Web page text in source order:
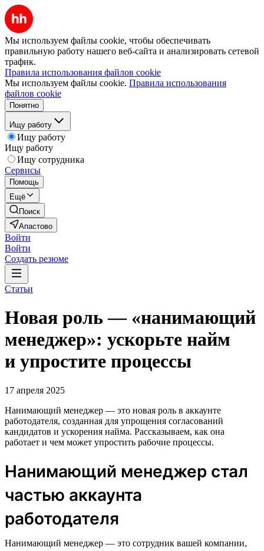
Мы используем файлы cookie, чтобы обеспечивать
правильную работу нашего веб-сайта и анализировать сетевой
трафик.
Правила использования файлов cookie
Мы используем файлы cookie. Правила использования
файлов cookie
Понятно
Ищу работу
Ищу работу
Ищу работу
Ищу сотрудника
Сервисы
Помощь
Ещё
Поиск
Апастово
Войти
Войти
Создать резюме
Статьи
Новая роль — «нанимающий
менеджер»: ускорьте найм
и упростите процессы
17 апреля 2025
Нанимающий менеджер — это новая роль в аккаунте
работодателя, созданная для упрощения согласований
кандидатов и ускорения найма. Рассказываем, как она
работает и чем может упростить рабочие процессы.
Нанимающий менеджер стал
частью аккаунта
работодателя
Нанимающий менеджер — это сотрудник вашей компании,